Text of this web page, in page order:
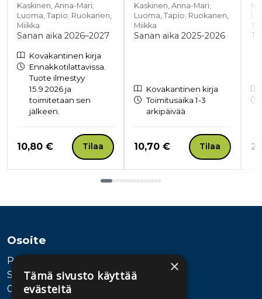
Kaskinen, Anna-Mari;
Luoma, Tapio; Ruokanen,
Miikka
Sanan aika 2026–2027
Kovakantinen kirja
Ennakkotilattavissa.
Tuote ilmestyy
15.9.2026 ja
toimitetaan sen
jälkeen.
Hinta nyt
10,80 € Tilaa
Kaskinen, Anna-Mari;
Luoma, Tapio; Ruokanen,
Miikka
Sanan aika 2025-2026
Kovakantinen kirja
Toimitusaika 1-3
arkipäivää
Hinta nyt
10,70 € Tilaa
Osoite
Publiva Oy
Sörnäistenkatu 1
00580 Helsinki
×
Tämä sivusto käyttää
evästeitä